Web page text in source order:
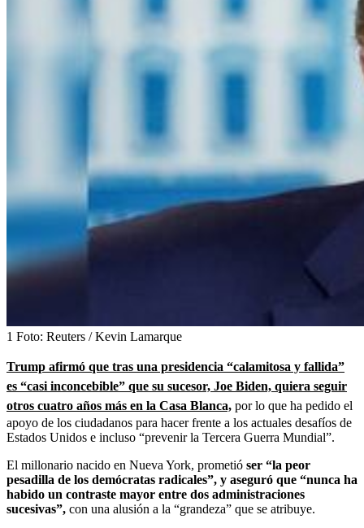
1 Foto: Reuters / Kevin Lamarque
Trump afirmó que tras una presidencia “calamitosa y fallida”
es “casi inconcebible” que su sucesor, Joe Biden, quiera seguir
otros cuatro años más en la Casa Blanca, por lo que ha pedido el
apoyo de los ciudadanos para hacer frente a los actuales desafíos de
Estados Unidos e incluso “prevenir la Tercera Guerra Mundial”.
El millonario nacido en Nueva York, prometió ser “la peor
pesadilla de los demócratas radicales”, y aseguró que “nunca ha
habido un contraste mayor entre dos administraciones
sucesivas”, con una alusión a la “grandeza” que se atribuye.